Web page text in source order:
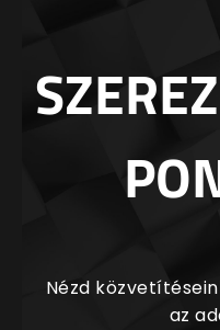
Nézd
az